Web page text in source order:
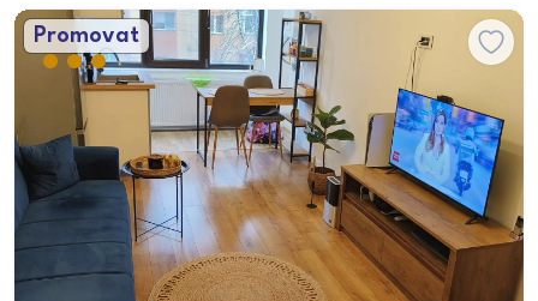
Promovat